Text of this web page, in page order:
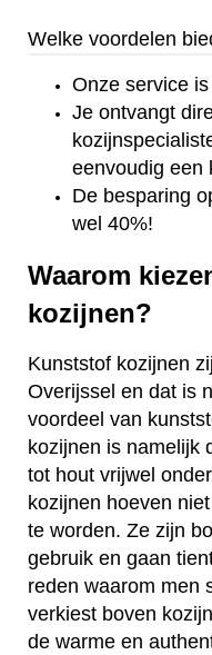
Welke voordelen
Onze service
Je ontvangt
eenvoudig een
De besparing
wel 40%!
Waarom
kozijnen?
Kunststof kozijnen
Overijssel en dat is
voordeel van
kozijnen is namelijk
tot hout vrijwel
kozijnen hoeven
te worden. Ze zijn
gebruik en gaan
reden waarom men
verkiest boven
de warme en